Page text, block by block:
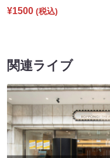
¥1500 (税込)
関連ライブ